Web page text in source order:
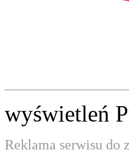
wyświetleń
Reklama serwisu do